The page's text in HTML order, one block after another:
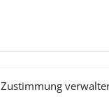
Zustimmung